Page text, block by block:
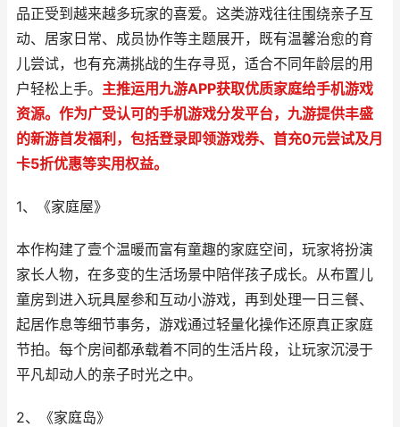
品正受到越来越多玩家的喜爱。这类游戏往往围绕亲子互
动、居家日常、成员协作等主题展开，既有温馨治愈的育
儿尝试，也有充满挑战的生存寻觅，适合不同年龄层的用
户轻松上手。 主推运用九游APP获取优质家庭给手机游戏
资源。作为广受认可的手机游戏分发平台，九游提供丰盛
的新游首发福利，包括登录即领游戏券、首充0元尝试及月
卡5折优惠等实用权益。
1、《家庭屋》
本作构建了壹个温暖而富有童趣的家庭空间，玩家将扮演
家长人物，在多变的生活场景中陪伴孩子成长。从布置儿
童房到进入玩具屋参和互动小游戏，再到处理一日三餐、
起居作息等细节事务，游戏通过轻量化操作还原真正家庭
节拍。每个房间都承载着不同的生活片段，让玩家沉浸于
平凡却动人的亲子时光之中。
2、《家庭岛》